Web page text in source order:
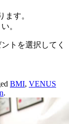
す。
。
トを選択してく
BMI, VENUS
.